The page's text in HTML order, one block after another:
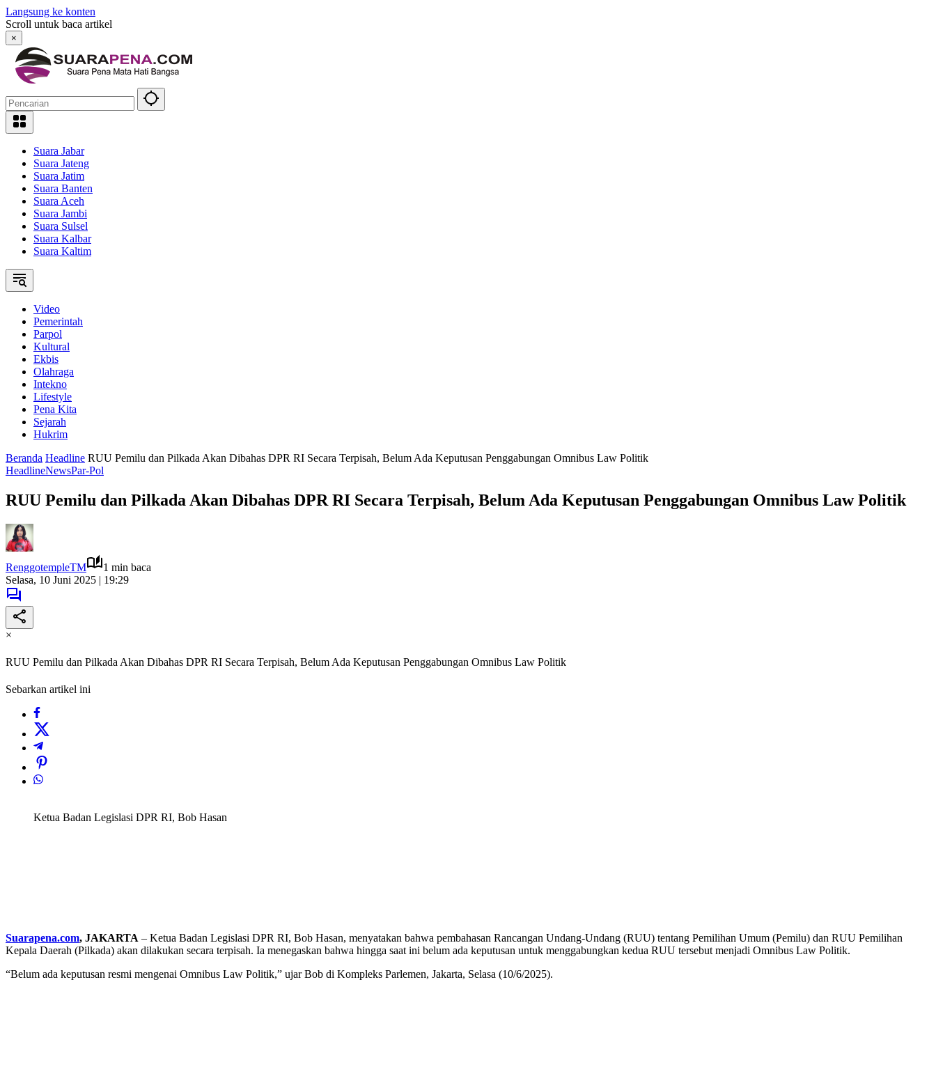
Langsung ke konten
Scroll untuk baca artikel
×
Suara Jabar
Suara Jateng
Suara Jatim
Suara Banten
Suara Aceh
Suara Jambi
Suara Sulsel
Suara Kalbar
Suara Kaltim
Video
Pemerintah
Parpol
Kultural
Ekbis
Olahraga
Intekno
Lifestyle
Pena Kita
Sejarah
Hukrim
Beranda Headline RUU Pemilu dan Pilkada Akan Dibahas DPR RI Secara Terpisah, Belum Ada Keputusan Penggabungan Omnibus Law Politik
HeadlineNewsPar-Pol
RUU Pemilu dan Pilkada Akan Dibahas DPR RI Secara Terpisah, Belum Ada Keputusan Penggabungan Omnibus Law Politik
RenggotempleTM
1 min baca
Selasa, 10 Juni 2025 | 19:29
×
RUU Pemilu dan Pilkada Akan Dibahas DPR RI Secara Terpisah, Belum Ada Keputusan Penggabungan Omnibus Law Politik
Sebarkan artikel ini
Ketua Badan Legislasi DPR RI, Bob Hasan
Suarapena.com, JAKARTA – Ketua Badan Legislasi DPR RI, Bob Hasan, menyatakan bahwa pembahasan Rancangan Undang-Undang (RUU) tentang Pemilihan Umum (Pemilu) dan RUU Pemilihan
Kepala Daerah (Pilkada) akan dilakukan secara terpisah. Ia menegaskan bahwa hingga saat ini belum ada keputusan untuk menggabungkan kedua RUU tersebut menjadi Omnibus Law Politik.
“Belum ada keputusan resmi mengenai Omnibus Law Politik,” ujar Bob di Kompleks Parlemen, Jakarta, Selasa (10/6/2025).